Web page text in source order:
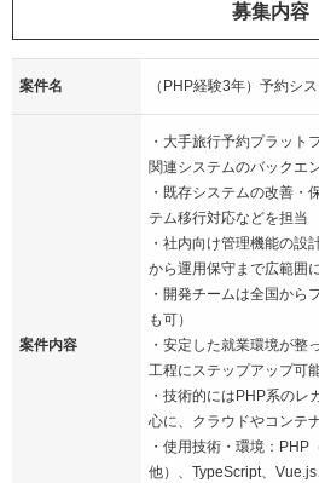
募集内容
案件名 （PHP経験3年）予約シ
案件内容
・大手旅行予約プラット
関連システムのバックエ
・既存システムの改善・
テム移行対応などを担当
・社内向け管理機能の設
から運用保守まで広範囲
・開発チームは全国から
も可）
・安定した就業環境が整
工程にステップアップ可
・技術的にはPHP系のレ
心に、クラウドやコンテ
・使用技術・環境：
他）、TypeScript、